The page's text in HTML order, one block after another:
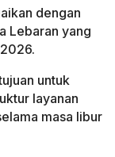
dengan
Lebaran yang
untuk
layanan
masa libur